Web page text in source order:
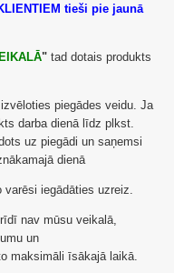
tieši pie jaunā
" tad dotais produkts
piegādes veidu. Ja
darba dienā līdz plkst.
uz piegādi un saņemsi
dienā
iegādāties uzreiz.
nav mūsu veikalā,
un
maksimāli īsākajā laikā.